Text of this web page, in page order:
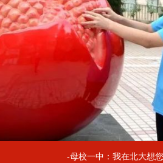
-母校一中：我在北大想